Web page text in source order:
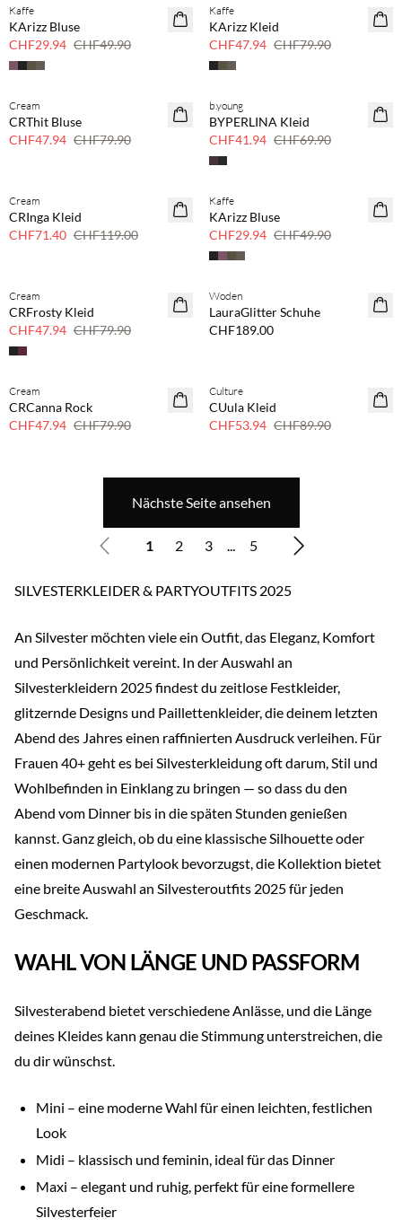
40 % Rabatt
Kaffe
KArizz Bluse
CHF29.94 CHF49.90
40 % Rabatt
Kaffe
KArizz Kleid
CHF47.94 CHF79.90
40 % Rabatt
Cream
CRThit Bluse
CHF47.94 CHF79.90
40 % Rabatt
b.young
BYPERLINA Kleid
CHF41.94 CHF69.90
40 % Rabatt
Cream
CRInga Kleid
CHF71.40 CHF119.00
40 % Rabatt
Kaffe
KArizz Bluse
CHF29.94 CHF49.90
40 % Rabatt
Cream
CRFrosty Kleid
CHF47.94 CHF79.90
Woden
LauraGlitter Schuhe
CHF189.00
40 % Rabatt
Cream
CRCanna Rock
CHF47.94 CHF79.90
40 % Rabatt
Culture
CUula Kleid
CHF53.94 CHF89.90
Nächste Seite ansehen
1 2 3 ... 5
SILVESTERKLEIDER & PARTYOUTFITS 2025
An Silvester möchten viele ein Outfit, das Eleganz, Komfort
und Persönlichkeit vereint. In der Auswahl an
Silvesterkleidern 2025 findest du zeitlose Festkleider,
glitzernde Designs und Paillettenkleider, die deinem letzten
Abend des Jahres einen raffinierten Ausdruck verleihen. Für
Frauen 40+ geht es bei Silvesterkleidung oft darum, Stil und
Wohlbefinden in Einklang zu bringen — so dass du den
Abend vom Dinner bis in die späten Stunden genießen
kannst. Ganz gleich, ob du eine klassische Silhouette oder
einen modernen Partylook bevorzugst, die Kollektion bietet
eine breite Auswahl an Silvesteroutfits 2025 für jeden
Geschmack.
WAHL VON LÄNGE UND PASSFORM
Silvesterabend bietet verschiedene Anlässe, und die Länge
deines Kleides kann genau die Stimmung unterstreichen, die
du dir wünschst.
Mini – eine moderne Wahl für einen leichten, festlichen
Look
Midi – klassisch und feminin, ideal für das Dinner
Maxi – elegant und ruhig, perfekt für eine formellere
Silvesterfeier